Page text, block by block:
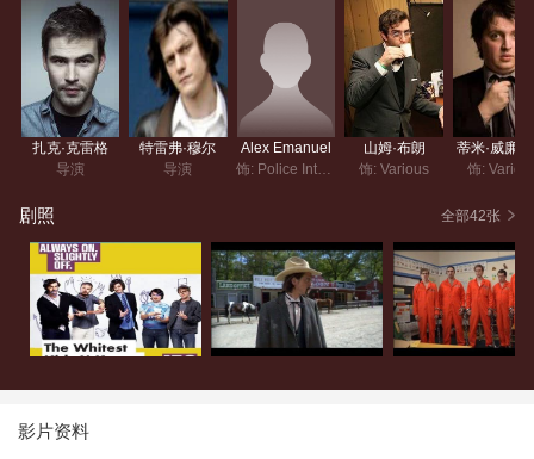
扎克·克雷格
导演
特雷弗·穆尔
导演
Alex Emanuel
饰: Police Interrogator
山姆·布朗
饰: Various
蒂米·威廉
饰:
剧照 全部42张
影片资料